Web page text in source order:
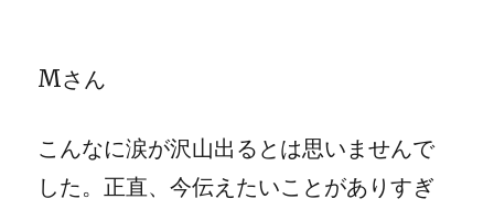
Mさん
こんなに涙が沢山出るとは思いませんで
した。正直、今伝えたいことがありすぎ